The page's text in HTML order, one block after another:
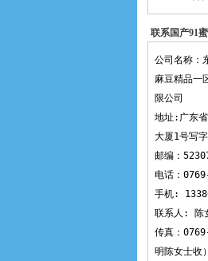
联系国产91蜜
桃麻豆精品一
区二区
公司名称：
麻豆精品一
限公司
地址:广东
大厦1号写
邮编：
电话：
手机:
联系人: 陈
传真：
明陈女士收）